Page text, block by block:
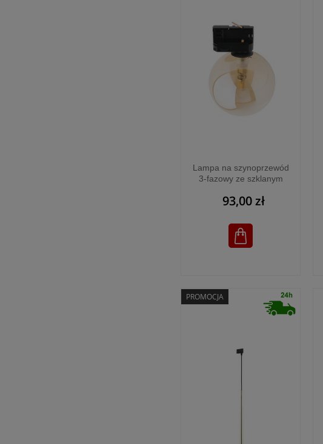
Lampa na szynoprzewód
3-fazowy ze szklanym
12cm TRACER 1xG9 -
93,00 zł
PROMOCJA